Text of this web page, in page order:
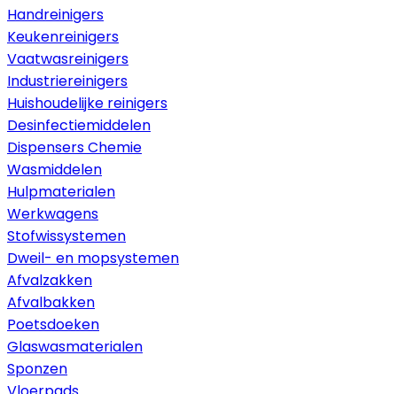
Handreinigers
Keukenreinigers
Vaatwasreinigers
Industriereinigers
Huishoudelijke reinigers
Desinfectiemiddelen
Dispensers Chemie
Wasmiddelen
Hulpmaterialen
Werkwagens
Stofwissystemen
Dweil- en mopsystemen
Afvalzakken
Afvalbakken
Poetsdoeken
Glaswasmaterialen
Sponzen